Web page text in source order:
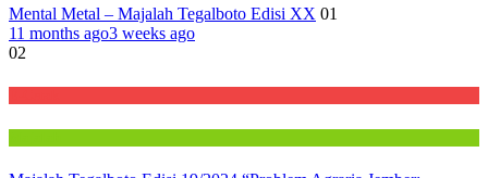
Mental Metal – Majalah Tegalboto Edisi XX 01
11 months ago3 weeks ago
02